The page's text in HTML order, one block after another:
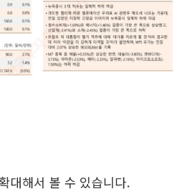
대해서 볼 수 있습니다.